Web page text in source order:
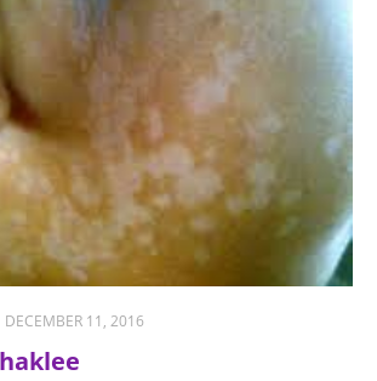
DECEMBER 11, 2016